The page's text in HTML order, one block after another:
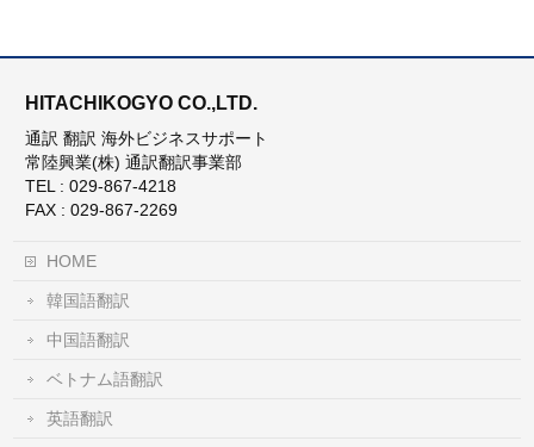
HITACHIKOGYO CO.,LTD.
通訳 翻訳 海外ビジネスサポート
常陸興業(株) 通訳翻訳事業部
TEL : 029-867-4218
FAX : 029-867-2269
HOME
韓国語翻訳
中国語翻訳
ベトナム語翻訳
英語翻訳